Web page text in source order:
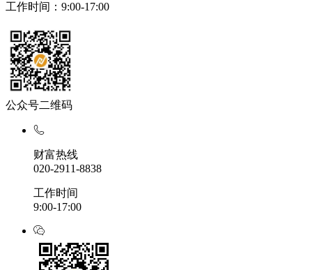
工作时间：9:00-17:00
公众号二维码
财富热线
020-2911-8838
工作时间
9:00-17:00